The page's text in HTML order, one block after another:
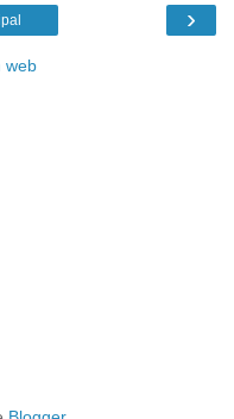
›
web